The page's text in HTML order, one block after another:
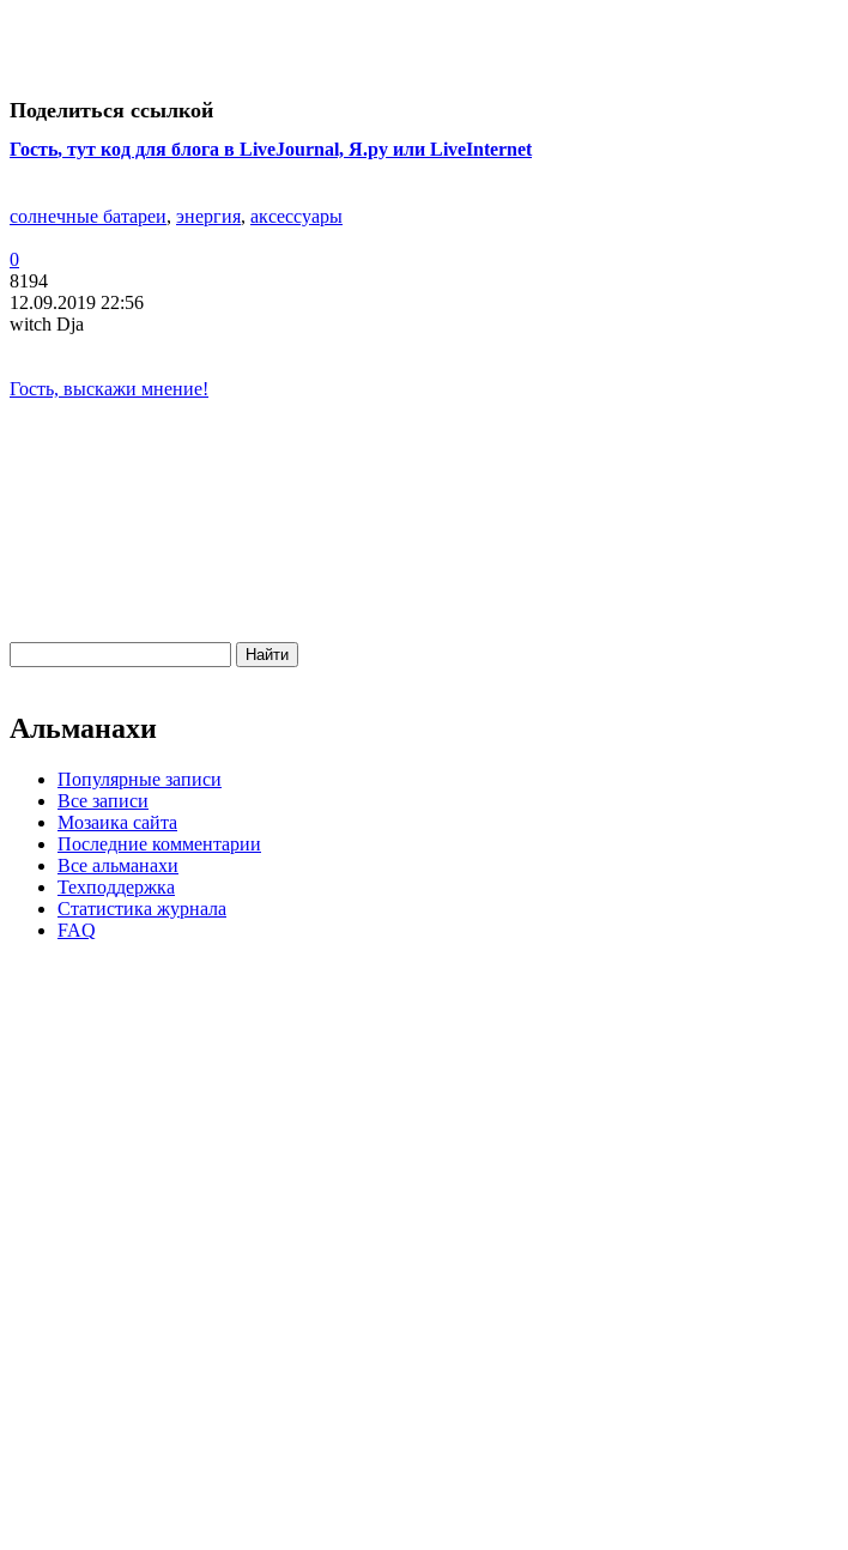
Поделиться ссылкой
Гость, тут код для блога в LiveJournal, Я.ру или LiveInternet
солнечные батареи, энергия, аксессуары
0
8194
12.09.2019 22:56
witch Dja
Гость, выскажи мнение!
Альманахи
Популярные записи
Все записи
Мозаика сайта
Последние комментарии
Все альманахи
Техподдержка
Статистика журнала
FAQ